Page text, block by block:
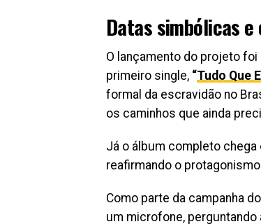
Datas simbólicas
O lançamento do projeto
primeiro single, “Tudo Que
formal da escravidão no
os caminhos que ainda
Já o álbum completo chega
reafirmando o
Como parte da campanha
um microfone, perguntando